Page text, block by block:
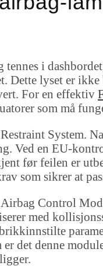
tennes i
Dette lyset er
For en effektiv
som må
System.
Ved en EU-
før feilen er
som sikrer at
Control
med
det denne